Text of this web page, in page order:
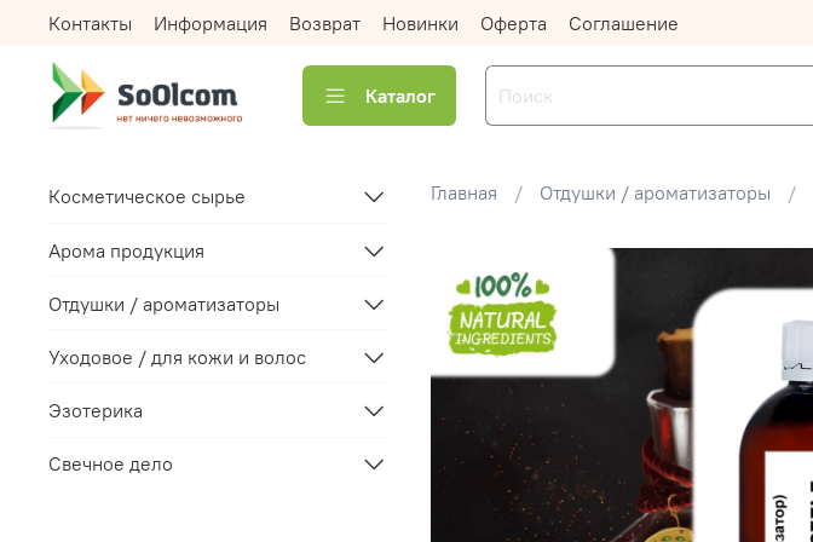
Контакты Информация Возврат Новинки Оферта Соглашение
Каталог
Главная Отдушки / ароматизаторы
Косметическое сырье
Арома продукция
Отдушки / ароматизаторы
Уходовое / для кожи и волос
Эзотерика
Свечное дело